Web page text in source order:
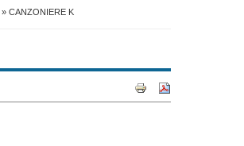
» CANZONIERE K